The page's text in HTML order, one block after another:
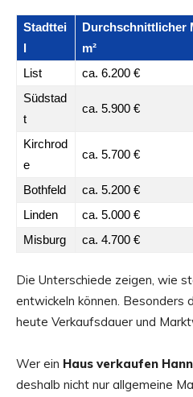
Stadttei
l
Durchschnittlicher
m²
List
ca. 6.200 €
Südstad
t
ca. 5.900 €
Kirchrod
e
ca. 5.700 €
Bothfeld ca. 5.200 €
Linden
ca. 5.000 €
Misburg
ca. 4.700 €
Die Unterschiede zeigen, wie
entwickeln können. Besonders
heute Verkaufsdauer und
Wer ein Haus verkaufen
deshalb nicht nur allgemeine